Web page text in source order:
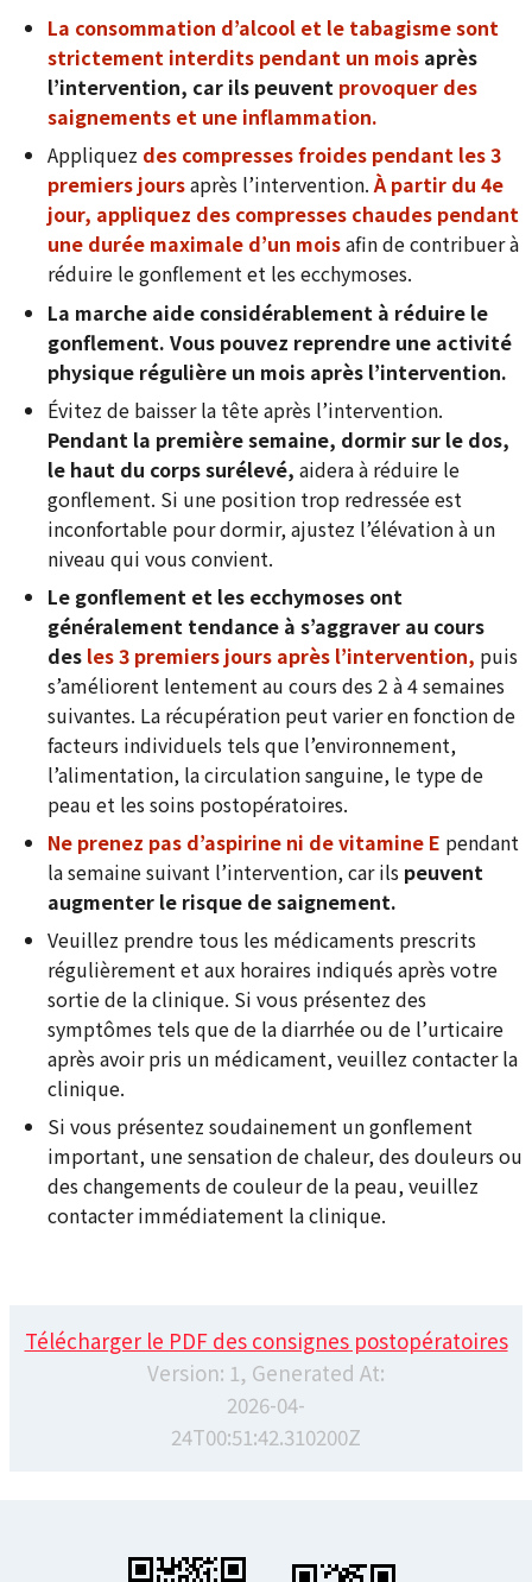
La consommation d’alcool et le tabagisme sont
strictement interdits pendant un mois après
l’intervention, car ils peuvent provoquer des
saignements et une inflammation.
Appliquez des compresses froides pendant les 3
premiers joursaprès l’intervention.À partir du 4e
jour, appliquez des compresses chaudes pendant
une durée maximale d’un moisafin de contribuer à
réduire le gonflement et les ecchymoses.
La marche aide considérablement à réduire le
gonflement. Vous pouvez reprendre une activité
physique régulière un mois après l’intervention.
Évitez de baisser la tête après l’intervention.
Pendant la première semaine, dormir sur le dos,
le haut du corps surélevé, aidera à réduire le
gonflement. Si une position trop redressée est
inconfortable pour dormir, ajustez l’élévation à un
niveau qui vous convient.
Le gonflement et les ecchymoses ont
généralement tendance à s’aggraver au cours
des les 3 premiers jours après l’intervention, puis
s’améliorent lentement au cours des 2 à 4 semaines
suivantes. La récupération peut varier en fonction de
facteurs individuels tels que l’environnement,
l’alimentation, la circulation sanguine, le type de
peau et les soins postopératoires.
Ne prenez pas d’aspirine ni de vitamine E pendant
la semaine suivant l’intervention, car ils peuvent
augmenter le risque de saignement.
Veuillez prendre tous les médicaments prescrits
régulièrement et aux horaires indiqués après votre
sortie de la clinique. Si vous présentez des
symptômes tels que de la diarrhée ou de l’urticaire
après avoir pris un médicament, veuillez contacter la
clinique.
Si vous présentez soudainement un gonflement
important, une sensation de chaleur, des douleurs ou
des changements de couleur de la peau, veuillez
contacter immédiatement la clinique.
Télécharger le PDF des consignes postopératoires
Version: 1, Generated At:
2026-04-
24T00:51:42.310200Z